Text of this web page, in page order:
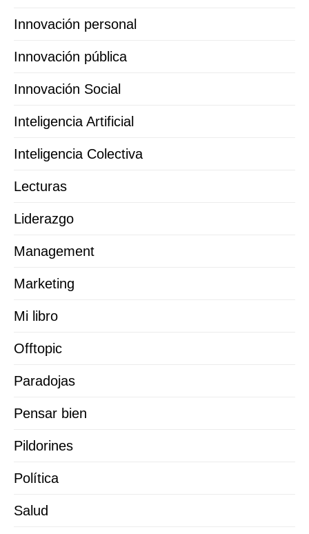
Innovación personal
Innovación pública
Innovación Social
Inteligencia Artificial
Inteligencia Colectiva
Lecturas
Liderazgo
Management
Marketing
Mi libro
Offtopic
Paradojas
Pensar bien
Pildorines
Política
Salud